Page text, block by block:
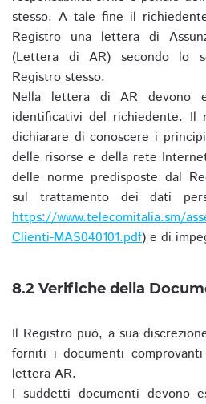
stesso. A tale fine il
Registro una lettera di
(Lettera di AR) secondo lo
Registro stesso.
Nella lettera di AR devono
identificativi del richiedente. Il
dichiarare di conoscere i
delle risorse e della rete
delle norme predisposte dal
sul trattamento dei dati
https://www.telecomitalia.sm/
Clienti-MAS040101.pdf) e di
8.2 Verifiche della
Il Registro può, a sua
forniti i documenti
lettera AR.
I suddetti documenti devono